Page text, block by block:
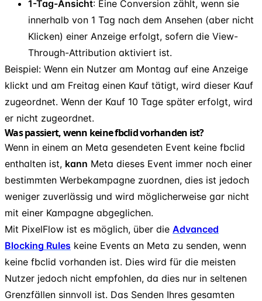
1-Tag-Ansicht: Eine Conversion zählt, wenn sie
innerhalb von 1 Tag nach dem Ansehen (aber nicht
Klicken) einer Anzeige erfolgt, sofern die View-
Through-Attribution aktiviert ist.
Beispiel: Wenn ein Nutzer am Montag auf eine Anzeige
klickt und am Freitag einen Kauf tätigt, wird dieser Kauf
zugeordnet. Wenn der Kauf 10 Tage später erfolgt, wird
er nicht zugeordnet.
Was passiert, wenn keine fbclid vorhanden ist?
Wenn in einem an Meta gesendeten Event keine fbclid
enthalten ist, kann Meta dieses Event immer noch einer
bestimmten Werbekampagne zuordnen, dies ist jedoch
weniger zuverlässig und wird möglicherweise gar nicht
mit einer Kampagne abgeglichen.
Mit PixelFlow ist es möglich, über die Advanced
Blocking Rules keine Events an Meta zu senden, wenn
keine fbclid vorhanden ist. Dies wird für die meisten
Nutzer jedoch nicht empfohlen, da dies nur in seltenen
Grenzfällen sinnvoll ist. Das Senden Ihres gesamten